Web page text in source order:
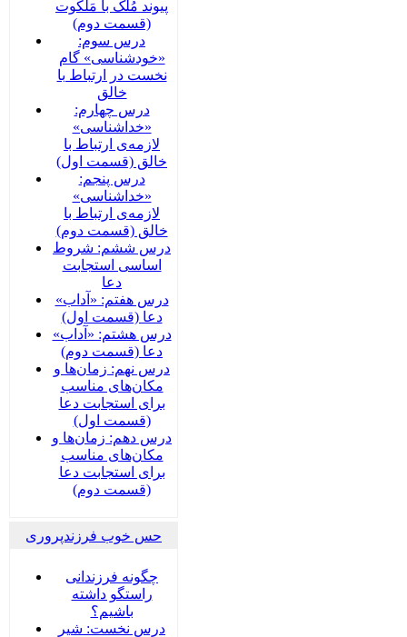
پیوند مُلک با مَلَکوت
(قسمت دوم)
درس سوم:
«خودشناسی» گام
نخست در ارتباط با
خالق
درس چهارم:
«خداشناسی»
لازمه‌ی ارتباط با
خالق (قسمت اول)
درس پنجم:
«خداشناسی»
لازمه‌ی ارتباط با
خالق (قسمت دوم)
درس ششم: شروط
اساسی استجابت
دعا
درس هفتم: «آداب»
دعا (قسمت اول)
درس هشتم: «آداب»
دعا (قسمت دوم)
درس نهم: زمان‌ها و
مکان‌های مناسب
برای استجابت دعا
(قسمت اول)
درس دهم: زمان‌ها و
مکان‌های مناسب
برای استجابت دعا
(قسمت دوم)
حس خوب فرزندپروری
چگونه فرزندانی
راستگو داشته
باشیم؟
درس نخست: شیر